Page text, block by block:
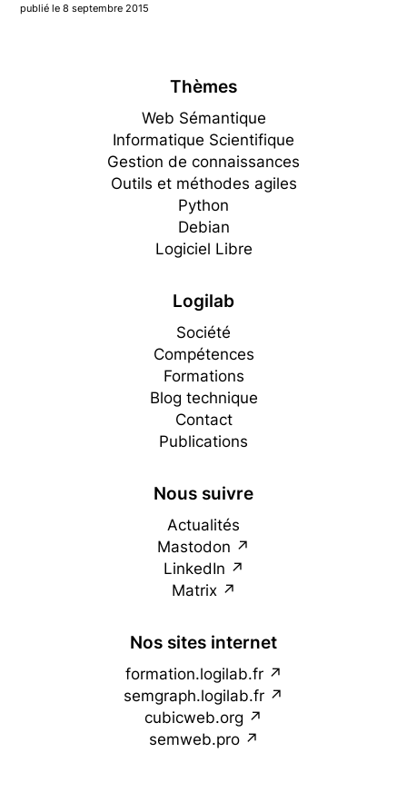
publié le 8 septembre 2015
Thèmes
Web Sémantique
Informatique Scientifique
Gestion de connaissances
Outils et méthodes agiles
Python
Debian
Logiciel Libre
Logilab
Société
Compétences
Formations
Blog technique
Contact
Publications
Nous suivre
Actualités
Mastodon
LinkedIn
Matrix
Nos sites internet
formation.logilab.fr
semgraph.logilab.fr
cubicweb.org
semweb.pro